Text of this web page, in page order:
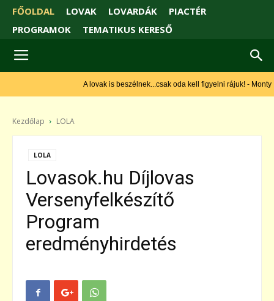
FŐOLDAL LOVAK LOVARDÁK
PIACTÉR
PROGRAMOK
TEMATIKUS KERESŐ
A lovak is beszélnek...csak oda kell figyelni rájuk! - Monty
Kezdőlap LOLA
LOLA
Lovasok.hu Díjlovas
Versenyfelkészítő
Program
eredményhirdetés